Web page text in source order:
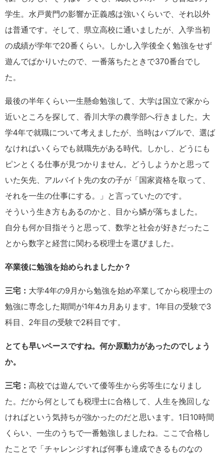
学生。水戸黄門の影響か正義感は強いくらいで、それ以外
は普通です。そして、県立高校に通いましたが、入学当初
の成績が学年で20番くらい。しかし入学後全く勉強をせず
遊んでばかりいたので、一番落ちたときで370番台でし
た。
最後の半年くらい一生懸命勉強して、大学は国立で家から
近いところを探して、香川大学の農学部へ行きました。大
学4年で就職について考えましたが、当時はバブルで、選ば
なければいくらでも就職先がある時代。しかし、どうにも
ピンとくる仕事が見つかりません。どうしようかと思って
いた矢先、アルバイト先の女の子が「国家資格を取って、
それを一生の仕事にする。」と言っていたのです。
そういう生き方もあるのかと、目から鱗が落ちました。
自分も何か目指そうと思って、数学と社会が好きだったこ
とから数字と経営に関わる税理士を選びました。
卒業後に勉強を始められましたか？
三宅： 大学4年の9月から勉強を始め卒業してから税理士の
勉強に専念した期間が1年4カ月あります。1年目の受験で3
科目、2年目の受験で2科目です。
とても早いペースですね。何か原動力があったのでしょう
か。
三宅： 高校では遊んでいて優等生から劣等生になりまし
た。だから何としても税理士に合格して、人生を挽回しな
ければという気持ちが強かったのだと思います。1日10時間
くらい、一生のうちで一番勉強しましたね。ここで合格し
たことで「チャレンジすれば何事も達成できるものなの